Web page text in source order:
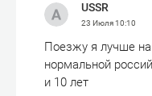
USSR
23 Июля10:10
Поезжу я лучше
нормальной
и 10 лет